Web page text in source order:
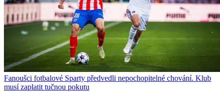
Fanoušci fotbalové Sparty předvedli nepochopitelné chování. Klub
musí zaplatit tučnou pokutu